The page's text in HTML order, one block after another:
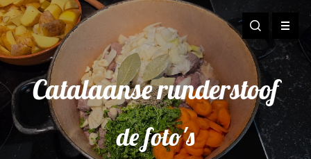
Catalaanse runderstoof
de foto's